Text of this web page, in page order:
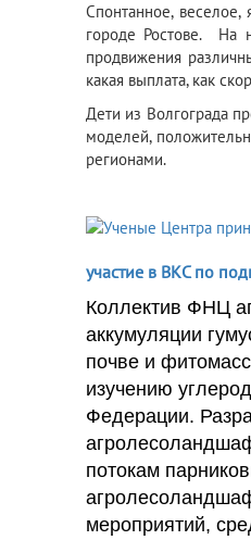
Спонтанное,
городе Ростове. На
продвижения
какая выплата, как
Дети из Волгограда
моделей,
регионами.
участие в ВКС по
Коллектив ФНЦ
аккумуляции
почве и
изучению
Федерации.
потокам
мероприятий,